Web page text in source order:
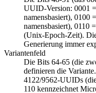
UUID-Version: 0001
namensbasiert),
namensbasiert), 0110
(Unix-Epoch-Zeit).
Generierung immer
Variantenfeld
Die Bits 64-65 (die
definieren die
4122/9562-UUIDs
110 kennzeichnet